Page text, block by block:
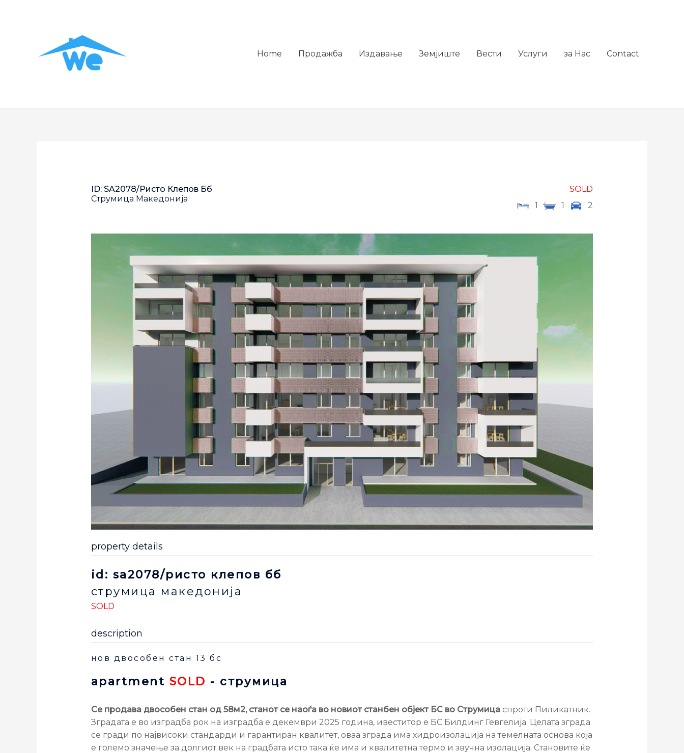
Home Продажба Издавање Земјиште Вести Услуги за Нас Contact
ID: SA2078/Ристо Клепов Бб
Струмица Македонија
SOLD
1
1 2
property details
id: sa2078/ристо клепов бб
струмица македонија
SOLD
description
нов двособен стан 13 бс
apartment SOLD - струмица
Се продава двособен стан од 58м2, станот се наоѓа во новиот станбен објект БС во Струмицаспроти Пиликатник.
Зградата е во изградба рок на изградба е декември 2025 година, ивеститор е БС Билдинг Гевгелија. Целата зграда
се гради по највисоки стандарди и гарантиран квалитет, оваа зграда има хидроизолација на темелната основа која
е големо значење за долгиот век на градбата исто така ќе има и квалитетна термо и звучна изолација. Становите ќе